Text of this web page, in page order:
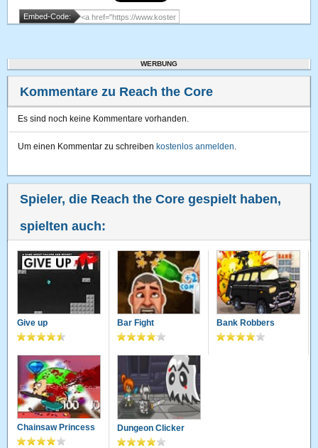
Embed-Code:
WERBUNG
Kommentare zu Reach the Core
Es sind noch keine Kommentare vorhanden.
Um einen Kommentar zu schreiben kostenlos anmelden.
Spieler, die Reach the Core gespielt haben,
spielten auch:
Give up Bar Fight Bank Robbers
Chainsaw Princess Dungeon Clicker